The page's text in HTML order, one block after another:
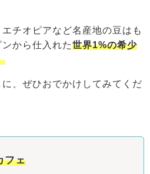
チオピアなど名産地の豆はも
から仕入れた世界1%の希少
、ぜひおでかけしてみてくだ
フェ